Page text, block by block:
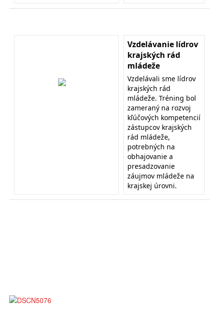
Vzdelávanie lídrov
krajských rád
mládeže
Vzdelávali sme lídrov
krajských rád
mládeže. Tréning bol
zameraný na rozvoj
kľúčových kompetencií
zástupcov krajských
rád mládeže,
potrebných na
obhajovanie a
presadzovanie
záujmov mládeže na
krajskej úrovni.